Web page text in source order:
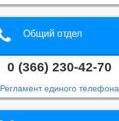
Общий отдел
0 (366) 230-42-70
Регламент единого телефона